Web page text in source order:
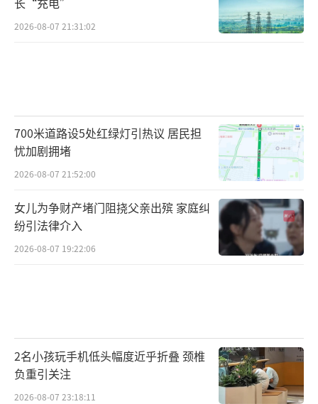
2026-08-07 21:31:02
700米道路设5处红绿灯引热议 居民担
忧加剧拥堵
2026-08-07 21:52:00
女儿为争财产堵门阻挠父亲出殡 家庭纠
纷引法律介入
2026-08-07 19:22:06
2名小孩玩手机低头幅度近乎折叠 颈椎
负重引关注
2026-08-07 23:18:11